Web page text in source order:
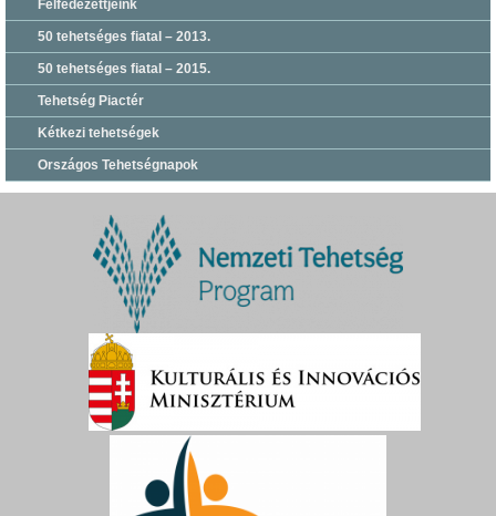
Felfedezettjeink
50 tehetséges fiatal – 2013.
50 tehetséges fiatal – 2015.
Tehetség Piactér
Kétkezi tehetségek
Országos Tehetségnapok